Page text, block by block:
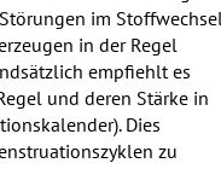
im
in der Regel
empfiehlt es
und deren Stärke in
Dies
zu